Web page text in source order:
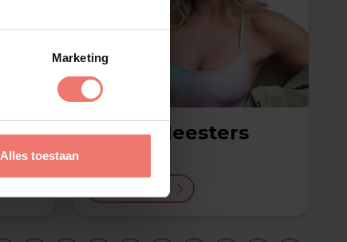
Marketing
Alles toestaan
Emma Heesters